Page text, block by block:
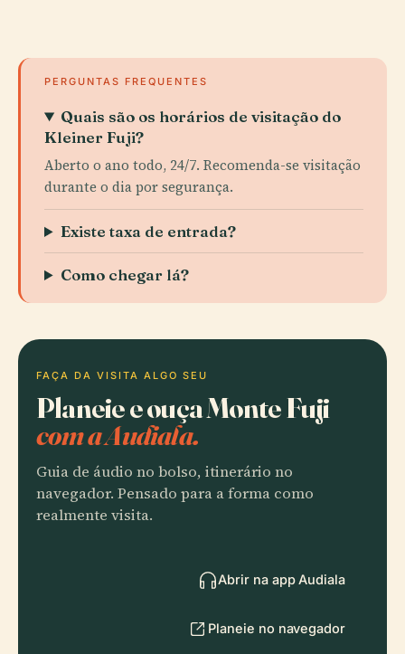
PERGUNTAS FREQUENTES
Quais são os horários de visitação do
Kleiner Fuji?
Aberto o ano todo, 24/7. Recomenda-se visitação
durante o dia por segurança.
Existe taxa de entrada?
Como chegar lá?
FAÇA DA VISITA ALGO SEU
Planeie e ouça Monte Fuji
com a Audiala.
Guia de áudio no bolso, itinerário no
navegador. Pensado para a forma como
realmente visita.
Abrir na app Audiala
Planeie no navegador